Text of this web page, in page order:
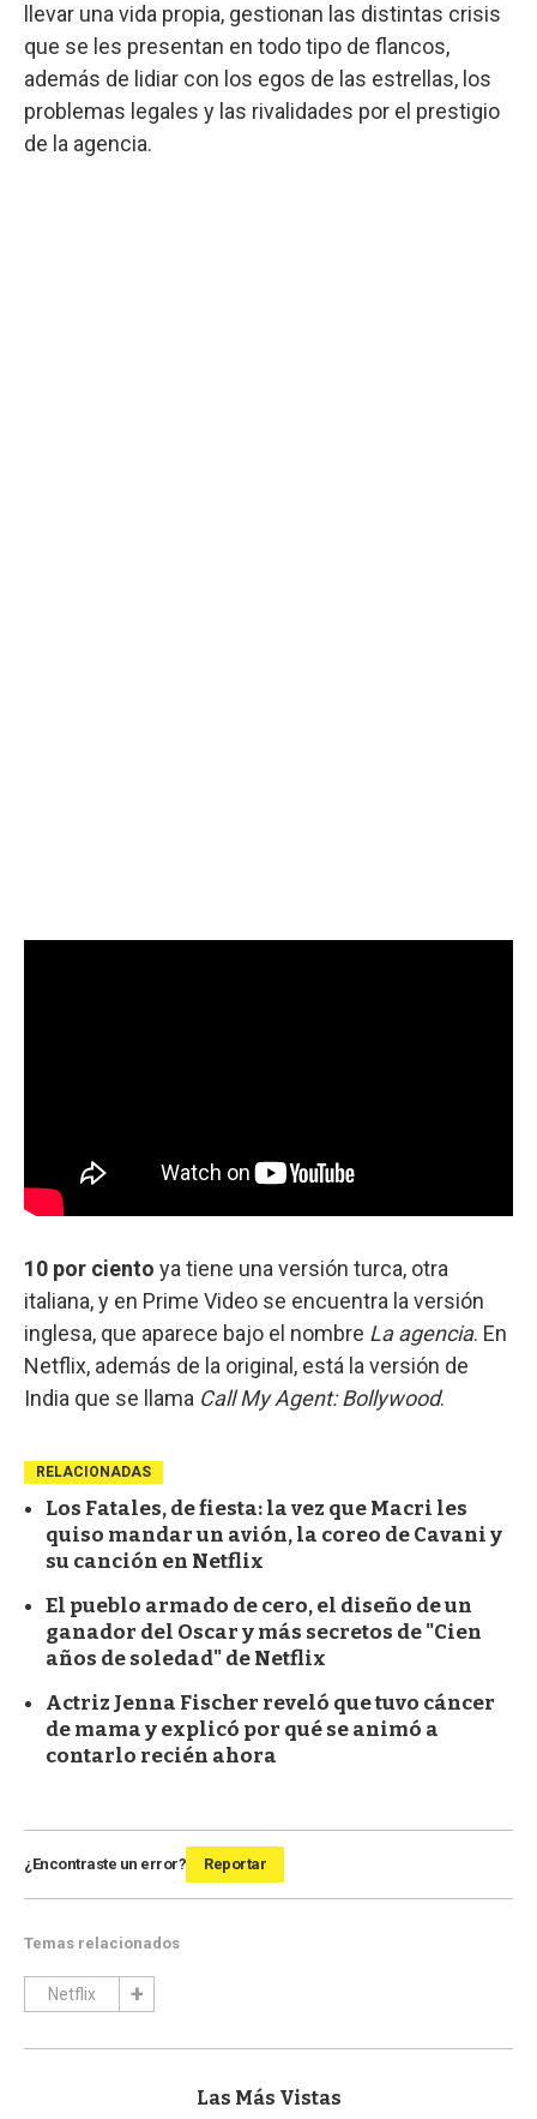
llevar una vida propia, gestionan las distintas crisis
que se les presentan en todo tipo de flancos,
además de lidiar con los egos de las estrellas, los
problemas legales y las rivalidades por el prestigio
de la agencia.
10 por ciento ya tiene una versión turca, otra
italiana, y en Prime Video se encuentra la versión
inglesa, que aparece bajo el nombre La agencia. En
Netflix, además de la original, está la versión de
India que se llama Call My Agent: Bollywood.
RELACIONADAS
Los Fatales, de fiesta: la vez que Macri les
quiso mandar un avión, la coreo de Cavani y
su canción en Netflix
El pueblo armado de cero, el diseño de un
ganador del Oscar y más secretos de "Cien
años de soledad" de Netflix
Actriz Jenna Fischer reveló que tuvo cáncer
de mama y explicó por qué se animó a
contarlo recién ahora
¿Encontraste un error? Reportar
Temas relacionados
Netflix
Las Más Vistas